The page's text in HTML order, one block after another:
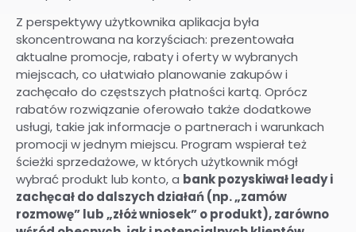
Z perspektywy użytkownika aplikacja była
skoncentrowana na korzyściach: prezentowała
aktualne promocje, rabaty i oferty w wybranych
miejscach, co ułatwiało planowanie zakupów i
zachęcało do częstszych płatności kartą. Oprócz
rabatów rozwiązanie oferowało także dodatkowe
usługi, takie jak informacje o partnerach i warunkach
promocji w jednym miejscu. Program wspierał też
ścieżki sprzedażowe, w których użytkownik mógł
wybrać produkt lub konto, a bank pozyskiwał leady i
zachęcał do dalszych działań (np. „zamów
rozmowę” lub „złóż wniosek” o produkt), zarówno